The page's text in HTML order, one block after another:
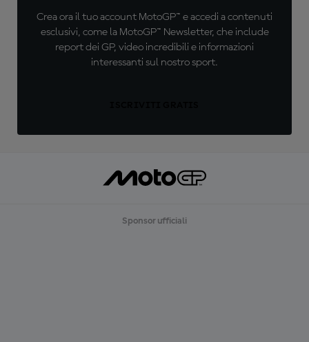
Crea ora il tuo account MotoGP™ e accedi a contenuti
esclusivi, come la MotoGP™ Newsletter, che include
report dei GP, video incredibili e informazioni
interessanti sul nostro sport.
Sponsor ufficiali